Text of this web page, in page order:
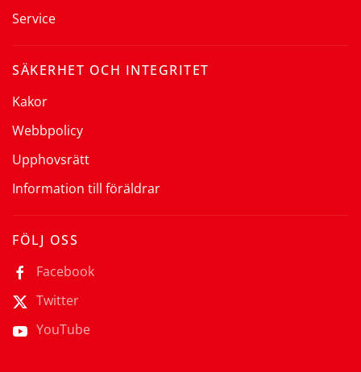
Service
SÄKERHET OCH INTEGRITET
Kakor
Webbpolicy
Upphovsrätt
Information till föräldrar
FÖLJ OSS
Facebook
Twitter
YouTube